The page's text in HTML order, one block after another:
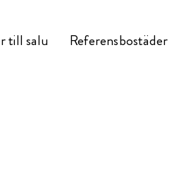
till salu Referensbostäder